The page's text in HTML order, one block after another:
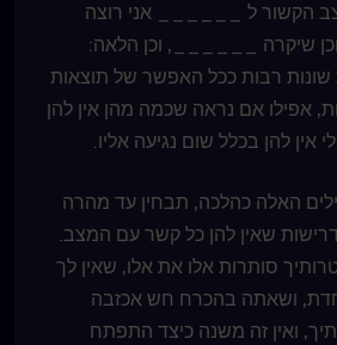
הקשור ל ______ אני רוצה
שיקרה ______, וכן הלאה:
שונות רבות ככל האפשר של תוצאות
אפילו אם נראה שכמה מהן אין להן
אין להן בכלל שום נגיעה אליו.
האלה כהלכה, תבחין עד מהרה
שאין להן כל קשר עם המצב.
סותרות אלו את אלו, שאין לך
ושאתה בהכרח חש אכזבה
ואין זה משנה כיצד התפתח